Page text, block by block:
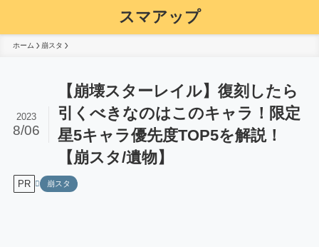
スマアップ
ホーム 崩スタ
【崩壊スターレイル】復刻したら
引くべきなのはこのキャラ！限定
星5キャラ優先度TOP5を解説！
【崩スタ/遺物】
2023
8/06
PR 崩スタ